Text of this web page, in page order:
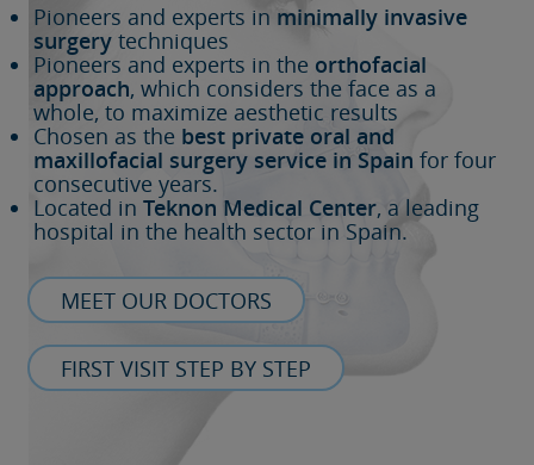
Pioneers and experts in minimally invasive
surgery techniques
Pioneers and experts in the orthofacial
approach, which considers the face as a
whole, to maximize aesthetic results
Chosen as the best private oral and
maxillofacial surgery service in Spain for four
consecutive years.
Located in Teknon Medical Center, a leading
hospital in the health sector in Spain.
MEET OUR DOCTORS
FIRST VISIT STEP BY STEP